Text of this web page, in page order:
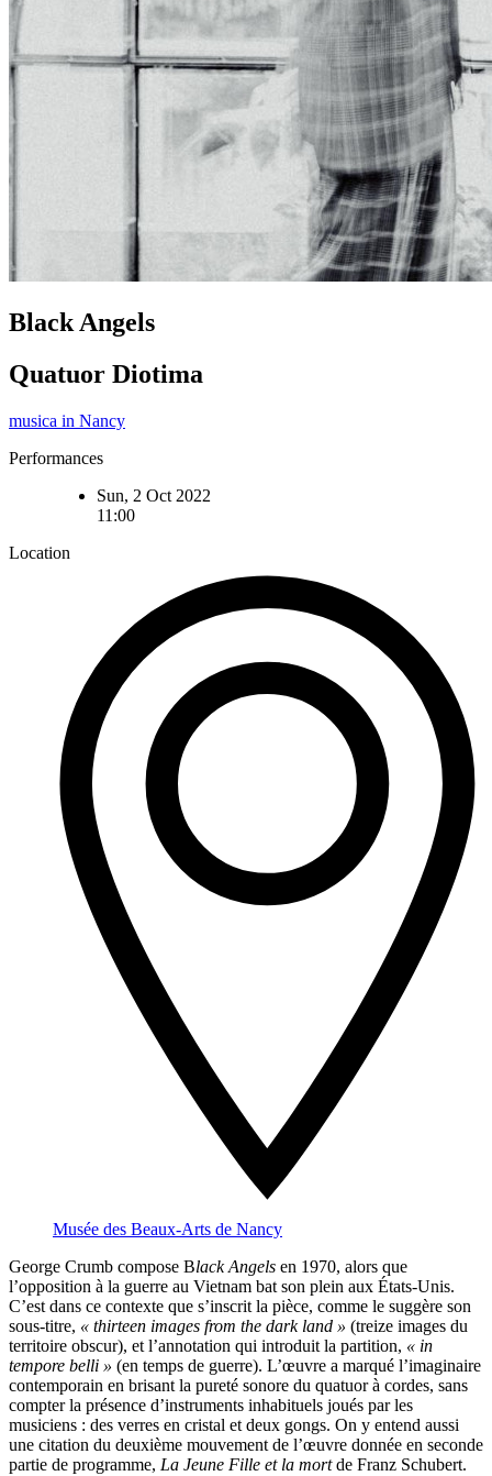
Black Angels
Quatuor Diotima
musica in Nancy
Performances
Sun, 2 Oct 2022
11:00
Location
Musée des Beaux-Arts de Nancy
George Crumb compose Black Angels en 1970, alors que
l’opposition à la guerre au Vietnam bat son plein aux États-Unis.
C’est dans ce contexte que s’inscrit la pièce, comme le suggère son
sous-titre, « thirteen images from the dark land » (treize images du
territoire obscur), et l’annotation qui introduit la partition, « in
tempore belli » (en temps de guerre). L’œuvre a marqué l’imaginaire
contemporain en brisant la pureté sonore du quatuor à cordes, sans
compter la présence d’instruments inhabituels joués par les
musiciens : des verres en cristal et deux gongs. On y entend aussi
une citation du deuxième mouvement de l’œuvre donnée en seconde
partie de programme, La Jeune Fille et la mortde Franz Schubert.